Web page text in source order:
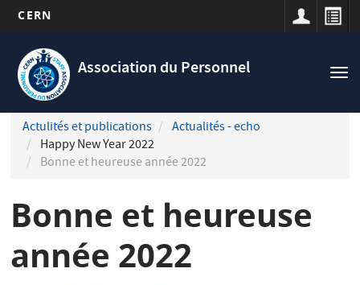
contenu
principal
CERN
Association du Personnel
Navigation
principale
Actulités et publications
Actualités - echo
Happy New Year 2022
Bonne et heureuse année 2022
Bonne et heureuse
année 2022